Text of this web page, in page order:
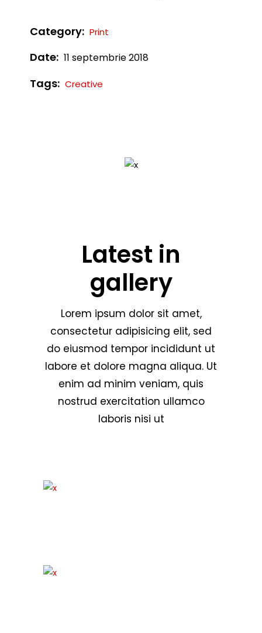
Category: Print
Date: 11 septembrie 2018
Tags: Creative
Latest in
gallery
Lorem ipsum dolor sit amet,
consectetur adipisicing elit, sed
do eiusmod tempor incididunt ut
labore et dolore magna aliqua. Ut
enim ad minim veniam, quis
nostrud exercitation ullamco
laboris nisi ut